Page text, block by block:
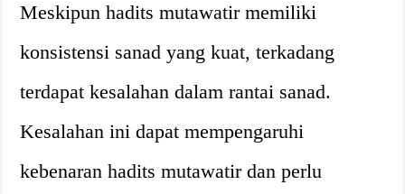
Meskipun hadits mutawatir memiliki
konsistensi sanad yang kuat, terkadang
terdapat kesalahan dalam rantai sanad.
Kesalahan ini dapat mempengaruhi
kebenaran hadits mutawatir dan perlu